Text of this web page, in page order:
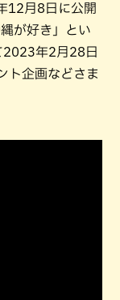
12月8日に公開
が好き」とい
2023年2月28日
ト企画などさま